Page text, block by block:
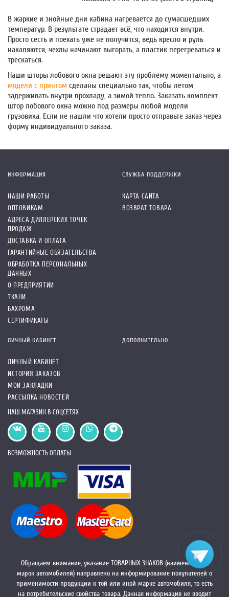
В жаркие и знойные дни кабина нагревается до сумасшедших
температур. В результате страдает всё, что находится внутри.
Просто сесть и поехать уже не получится, ведь кресло и руль
накаляются, чехлы начинают выгорать, а пластик перегреваться и
трескаться.
Наши шторы лобового окна решают эту проблему моментально, а
модели с принтом сделаны специально так, чтобы летом
задерживать внутри прохладу, а зимой тепло. Заказать комплект
штор лобового окна можно под размеры любой модели
грузовика. Если не нашли что хотели просто отправьте заказ через
форму индивидуального заказа.
ИНФОРМАЦИЯ
НАШИ РАБОТЫ
ОПТОВИКАМ
АДРЕСА ДИЛЛЕРСКИХ ТОЧЕК
ПРОДАЖ
ДОСТАВКА И ОПЛАТА
ГАРАНТИЙНЫЕ ОБЯЗАТЕЛЬСТВА
ОБРАБОТКА ПЕРСОНАЛЬНЫХ
ДАННЫХ
О ПРЕДПРИЯТИИ
ТКАНИ
БАХРОМА
СЕРТИФИКАТЫ
СЛУЖБА ПОДДЕРЖКИ
КАРТА САЙТА
ВОЗВРАТ ТОВАРА
ЛИЧНЫЙ КАБИНЕТ
ЛИЧНЫЙ КАБИНЕТ
ИСТОРИЯ ЗАКАЗОВ
МОИ ЗАКЛАДКИ
РАССЫЛКА НОВОСТЕЙ
ДОПОЛНИТЕЛЬНО
НАШ МАГАЗИН В СОЦСЕТЯХ
ВОЗМОЖНОСТЬ ОПЛАТЫ
Обращаем внимание, указание ТОВАРНЫХ ЗНАКОВ (наименований
марок автомобилей) направлено на информирование покупателей о
применимости продукции к той или иной марке автомобиля, то есть
на потребительские свойства товара. Данная информация не вводит